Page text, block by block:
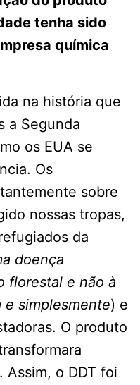
tenha sido
química
na história que
a Segunda
os EUA se
Os
sobre
nossas tropas,
da
doença
florestal e não à
simplesmente) e
O produto
Assim, o DDT foi